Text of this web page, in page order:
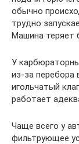
обычно
трудно
Машина теряет
У
из-за перебора
игольчатый
работает
Чаще всего у
фильтрующее